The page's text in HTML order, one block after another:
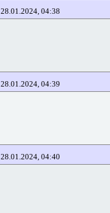
28.01.2024, 04:38
28.01.2024, 04:39
28.01.2024, 04:40